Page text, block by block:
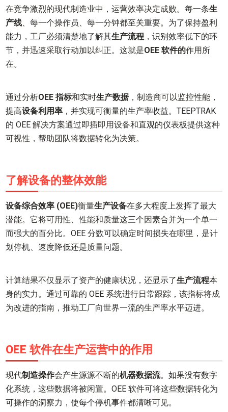
在竞争激烈的现代制造业中，运营效率决定成败。每一条生
产线、每一个操作员、每一分钟都至关重要。为了保持盈利
能力，工厂必须清楚地了解其生产流程 ，识别效率低下的环
节，并迅速采取行动加以纠正。这就是OEE 软件的作用所
在。
通过分析OEE 指标和实时生产数据，制造商可以监控性能，
提高设备利用率 ，并实现可衡量的生产率收益。TEEPTRAK
的 OEE 解决方案通过即插即用设备和直观的仪表板提供这种
可视性，帮助团队将数据转化为决策。
了解设备的整体效能
设备综合效率 (OEE)衡量生产设备在多大程度上发挥了最大
潜能。它将可用性、性能和质量这三个因素合并为一个单一
而强大的百分比。OEE 分数可以确定时间损失在哪里，是计
划停机、速度降低还是质量问题。
计算结果不仅显示了资产的健康状况，还显示了生产流程本
身的实力。通过可靠的 OEE 系统进行日常跟踪，该指标将成
为改进的指南，推动工厂向世界一流的生产率水平迈进。
OEE 软件在生产运营中的作用
现代制造操作会产生源源不断的机器数据流。如果没有数字
化系统，这些数据将被闲置。OEE 软件可将这些数据转化为
可操作的洞察力，使每个停机事件都清晰可见。